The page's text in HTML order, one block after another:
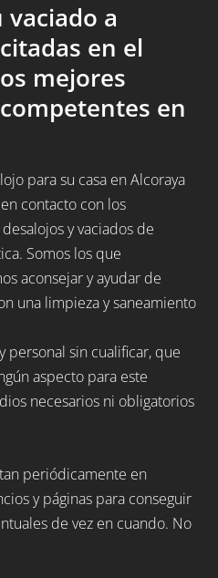
vaciado a
en el
mejores
en
para su casa en Alcoraya
contacto con los
y vaciados de
Somos los que
aconsejar y ayudar de
una limpieza y saneamiento
personal sin cualificar, que
aspecto para este
necesarios ni obligatorios
periódicamente en
y páginas para conseguir
de vez en cuando. No